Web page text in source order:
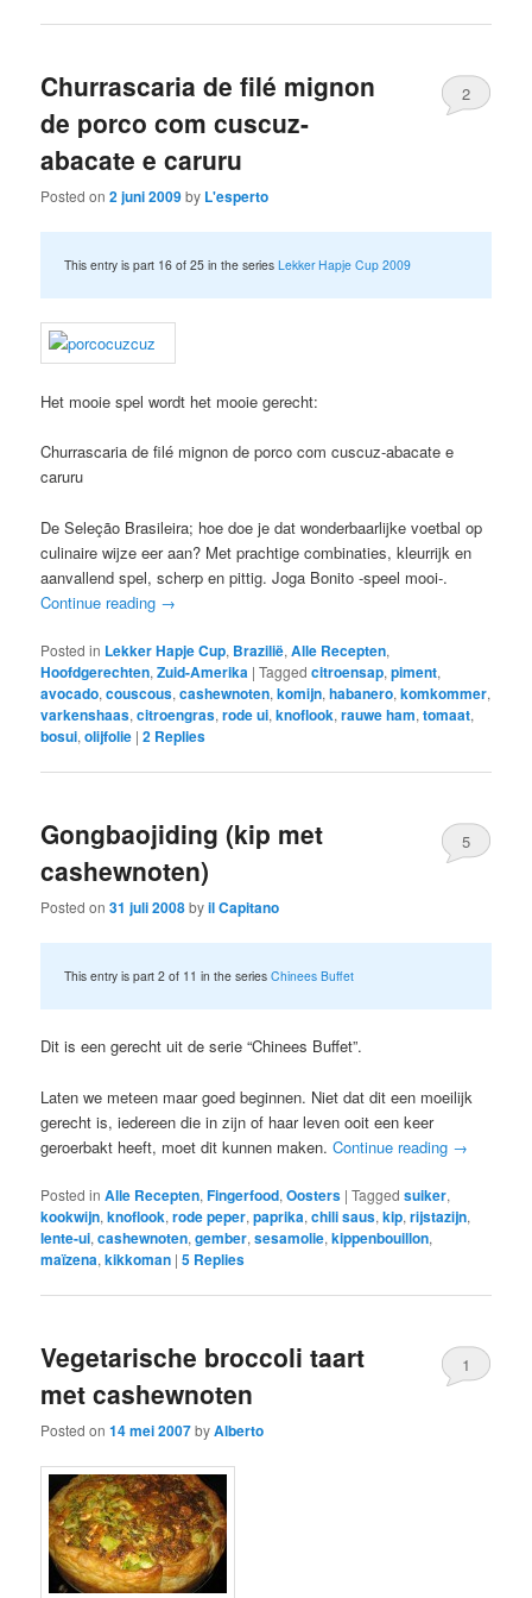
Churrascaria de filé mignon
de porco com cuscuz-
abacate e caruru
Posted on2 juni 2009by L'esperto
2
This entry is part 16 of 25 in the seriesLekker Hapje Cup 2009
Het mooie spel wordt het mooie gerecht:
Churrascaria de filé mignon de porco com cuscuz-abacate e
caruru
De Seleção Brasileira; hoe doe je dat wonderbaarlijke voetbal op
culinaire wijze eer aan? Met prachtige combinaties, kleurrijk en
aanvallend spel, scherp en pittig. Joga Bonito -speel mooi-.
Continue reading →
Posted in Lekker Hapje Cup, Brazilië,Alle Recepten,
Hoofdgerechten,Zuid-Amerika |Tagged citroensap,piment,
avocado,couscous,cashewnoten,komijn,habanero,komkommer,
varkenshaas,citroengras,rode ui,knoflook,rauwe ham,tomaat,
bosui,olijfolie |2 Replies
Gongbaojiding (kip met
cashewnoten)
Posted on31 juli 2008byil Capitano
5
This entry is part 2 of 11 in the seriesChinees Buffet
Dit is een gerecht uit de serie “Chinees Buffet”.
Laten we meteen maar goed beginnen. Niet dat dit een moeilijk
gerecht is, iedereen die in zijn of haar leven ooit een keer
geroerbakt heeft, moet dit kunnen maken.Continue reading →
Posted in Alle Recepten,Fingerfood,Oosters |Tagged suiker,
kookwijn,knoflook,rode peper,paprika,chili saus,kip,rijstazijn,
lente-ui,cashewnoten,gember,sesamolie,kippenbouillon,
maïzena,kikkoman |5 Replies
Vegetarische broccoli taart
met cashewnoten
Posted on14 mei 2007byAlberto
1